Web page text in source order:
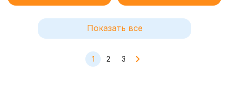
Показать все
1 2 3